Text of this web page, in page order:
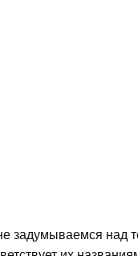
задумываемся над